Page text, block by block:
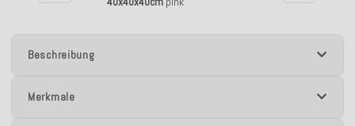
Beschreibung
Merkmale